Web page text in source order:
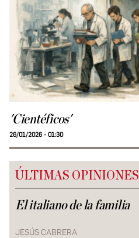
'Cientéficos'
26/01/2026 - 01:30
ÚLTIMAS OPINIONES
El italiano de la familia
JESÚS CABRERA